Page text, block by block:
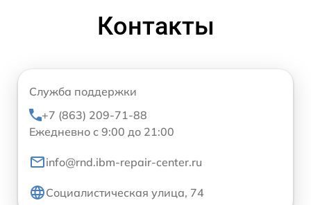
Контакты
Служба поддержки
+7 (863) 209-71-88
Ежедневно с 9:00 до 21:00
info@rnd.ibm-repair-center.ru
Социалистическая улица, 74